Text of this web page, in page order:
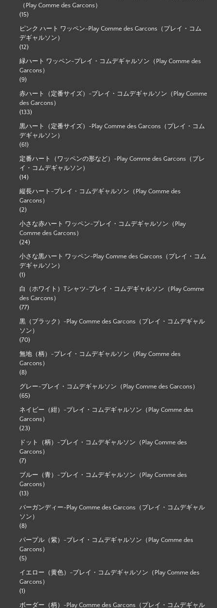
（Play Comme des Garcons）
(15)
ピンク ハート ワッペン-Play Comme des Garcons（プレイ・コム
デギャルソン）
(12)
緑ハート ワッペン-プレイ・コムデギャルソン（Play Comme des
Garcons）
(9)
赤ハート（定番サイズ）-プレイ・コムデギャルソン（Play Comme
des Garcons）
(133)
黒ハート（定番サイズ）-Play Comme des Garcons（プレイ・コム
デギャルソン）
(61)
定番ハート（ワッペンの形など）-Play Comme des Garcons（プレ
イ・コムデギャルソン）
(14)
縦長ハート-プレイ・コムデギャルソン（Play Comme des
Garcons）
(2)
小さな赤ハート ワッペン-プレイ・コムデギャルソン（Play
Comme des Garcons）
(24)
小さな黒ハート ワッペン-Play Comme des Garcons（プレイ・コム
デギャルソン）
(1)
白（ホワイト）Tシャツ-プレイ・コムデギャルソン（Play Comme
des Garcons）
(77)
黒（ブラック）-Play Comme des Garcons（プレイ・コムデギャル
ソン）
(70)
無地（柄）-プレイ・コムデギャルソン（Play Comme des
Garcons）
(8)
グレー-プレイ・コムデギャルソン（Play Comme des Garcons）
(65)
ネイビー（紺）-プレイ・コムデギャルソン（Play Comme des
Garcons）
(23)
ドット（柄）-プレイ・コムデギャルソン（Play Comme des
Garcons）
(7)
ブルー（青）-プレイ・コムデギャルソン（Play Comme des
Garcons）
(13)
バーガンディー-Play Comme des Garcons（プレイ・コムデギャル
ソン）
(8)
パープル（紫）-プレイ・コムデギャルソン（Play Comme des
Garcons）
(5)
イエロー（黄色）-プレイ・コムデギャルソン（Play Comme des
Garcons）
(1)
ボーダー（柄）-Play Comme des Garcons（プレイ・コムデギャル